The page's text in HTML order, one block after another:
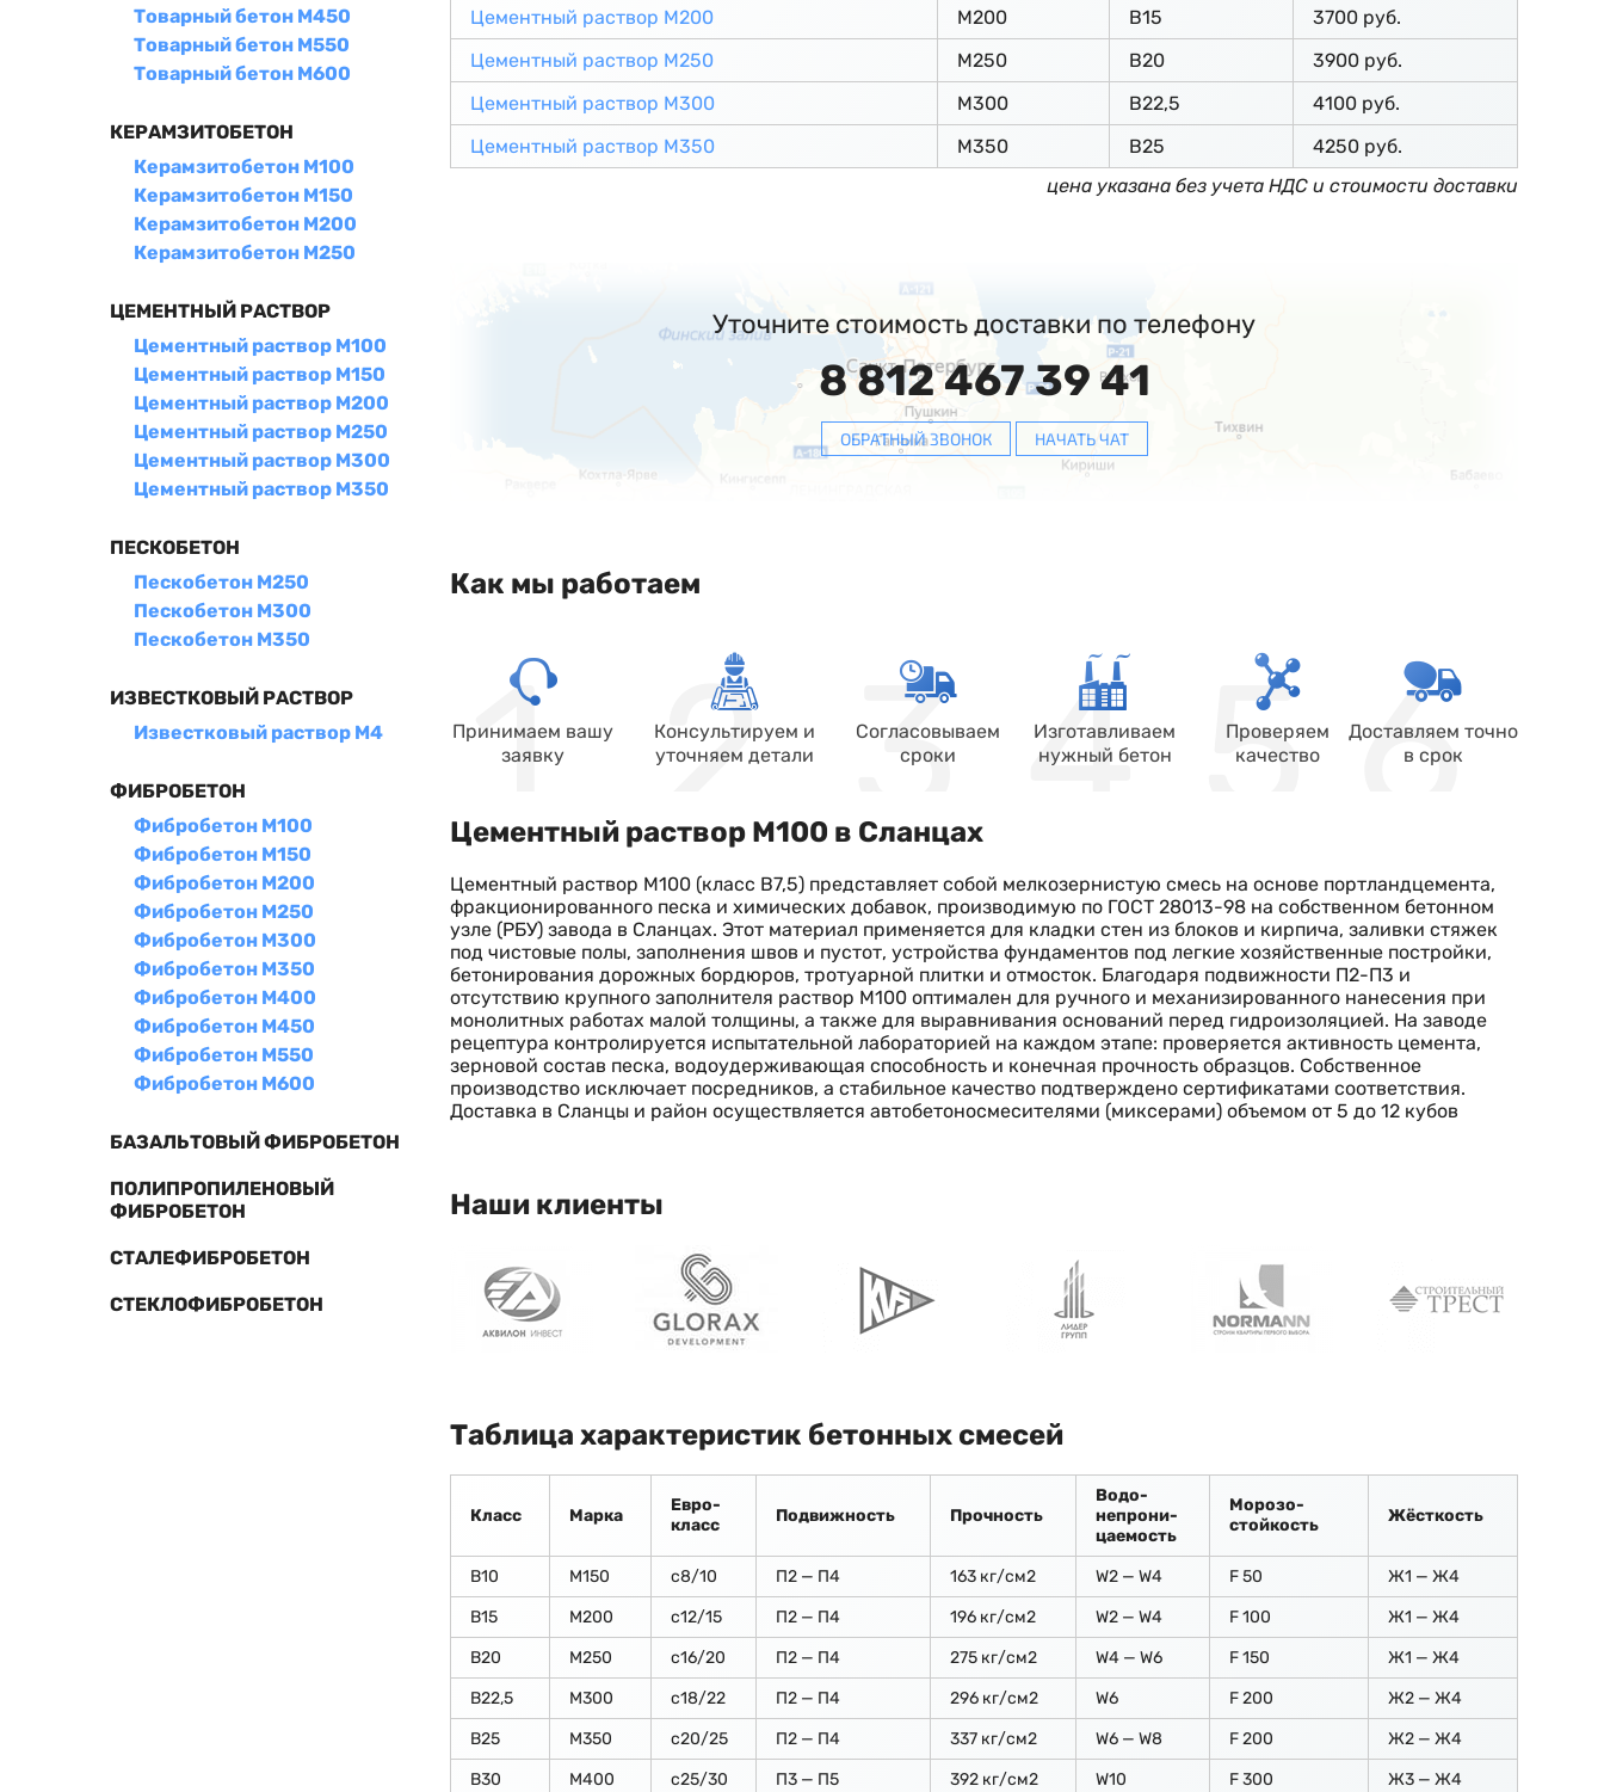
Товарный бетон М450
Товарный бетон М550
Товарный бетон М600
КЕРАМЗИТОБЕТОН
Керамзитобетон М100
Керамзитобетон М150
Керамзитобетон М200
Керамзитобетон М250
ЦЕМЕНТНЫЙ РАСТВОР
Цементный раствор М100
Цементный раствор М150
Цементный раствор М200
Цементный раствор М250
Цементный раствор М300
Цементный раствор М350
ПЕСКОБЕТОН
Пескобетон М250
Пескобетон М300
Пескобетон М350
ИЗВЕСТКОВЫЙ РАСТВОР
Известковый раствор М4
ФИБРОБЕТОН
Фибробетон М100
Фибробетон М150
Фибробетон М200
Фибробетон М250
Фибробетон М300
Фибробетон М350
Фибробетон М400
Фибробетон М450
Фибробетон М550
Фибробетон М600
БАЗАЛЬТОВЫЙ ФИБРОБЕТОН
ПОЛИПРОПИЛЕНОВЫЙ
ФИБРОБЕТОН
СТАЛЕФИБРОБЕТОН
СТЕКЛОФИБРОБЕТОН
Цементный раствор М200
М200 В15
3700 руб.
Цементный раствор М250
М250 В20
3900 руб.
Цементный раствор М300
М300 В22,5
4100 руб.
Цементный раствор М350
М350 В25
4250 руб.
цена указана без учета НДС и стоимости доставки
Уточните стоимость доставки по телефону
8 812 467 39 41
ОБРАТНЫЙ ЗВОНОК НАЧАТЬ ЧАТ
Как мы работаем
Принимаем вашу
заявку
Консультируем и
уточняем детали
Согласовываем
сроки
Изготавливаем
нужный бетон
Проверяем
качество
Доставляем точно
в срок
Цементный раствор М100 в Сланцах
Цементный раствор М100 (класс В7,5) представляет собой мелкозернистую смесь на основе портландцемента,
фракционированного песка и химических добавок, производимую по ГОСТ 28013-98 на собственном бетонном
узле (РБУ) завода в Сланцах. Этот материал применяется для кладки стен из блоков и кирпича, заливки стяжек
под чистовые полы, заполнения швов и пустот, устройства фундаментов под легкие хозяйственные постройки,
бетонирования дорожных бордюров, тротуарной плитки и отмосток. Благодаря подвижности П2-П3 и
отсутствию крупного заполнителя раствор М100 оптимален для ручного и механизированного нанесения при
монолитных работах малой толщины, а также для выравнивания оснований перед гидроизоляцией. На заводе
рецептура контролируется испытательной лабораторией на каждом этапе: проверяется активность цемента,
зерновой состав песка, водоудерживающая способность и конечная прочность образцов. Собственное
производство исключает посредников, а стабильное качество подтверждено сертификатами соответствия.
Доставка в Сланцы и район осуществляется автобетоносмесителями (миксерами) объемом от 5 до 12 кубов
Наши клиенты
Таблица характеристик бетонных смесей
Класс Марка
Евро-
класс
Подвижность Прочность
Водо-
непрони-
цаемость
Морозо-
стойкость
Жёсткость
В10 М150 c8/10 П2 — П4 163 кг/см2 W2 — W4 F 50
Ж1 — Ж4
В15
М200 с12/15 П2 — П4 196 кг/см2 W2 — W4 F 100
Ж1 — Ж4
В20
М250 с16/20 П2 — П4 275 кг/см2 W4 — W6 F 150
Ж1 — Ж4
В22,5
М300 с18/22 П2 — П4 296 кг/см2 W6 F 200
Ж2 — Ж4
В25
М350 с20/25 П2 — П4 337 кг/см2 W6 — W8 F 200
Ж2 — Ж4
В30
М400 с25/30 П3 — П5 392 кг/см2 W10 F 300
Ж3 — Ж4